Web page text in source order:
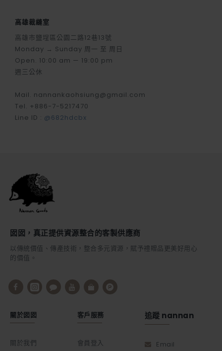
高雄裁縫室
高雄市鹽埕區公園二路12巷13號
Monday → Sunday 周一 至 周日
Open. 10:00 am — 19:00 pm
週三公休
Mail. nannankaohsiung@gmail.com
Tel. +886-7-5217470
Line ID : @682hdcbx
囡囡，真正提供資源整合的客製供應商
以傳統價值、傳產技術，整合多元資源，賦予禮贈品更美好用心
的價值。
關於囡囡
關於我們
客戶服務
會員登入
追蹤 nannan
Email